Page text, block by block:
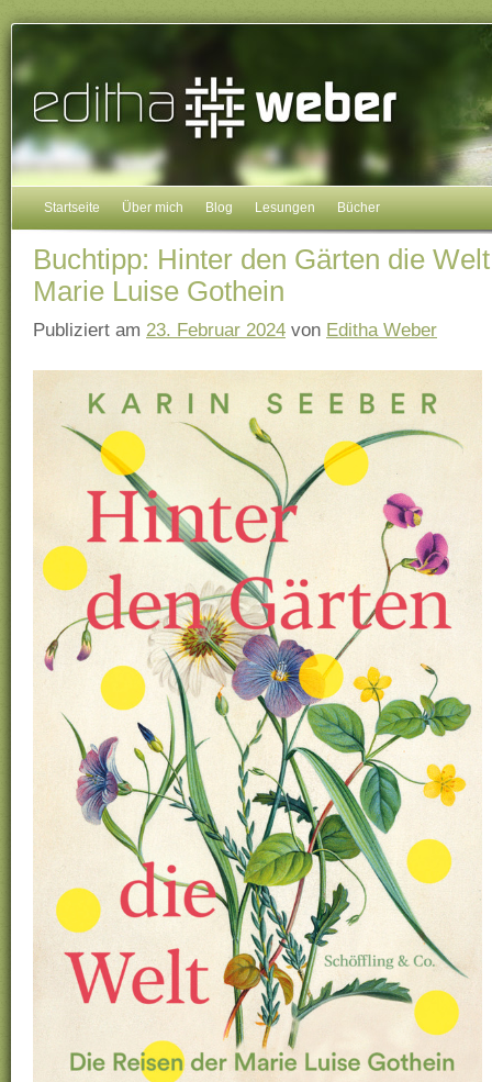
Startseite Über mich Blog Lesungen Bücher
Buchtipp: Hinter den Gärten die
Marie Luise Gothein
Publiziert am 23. Februar 2024 von Editha Weber